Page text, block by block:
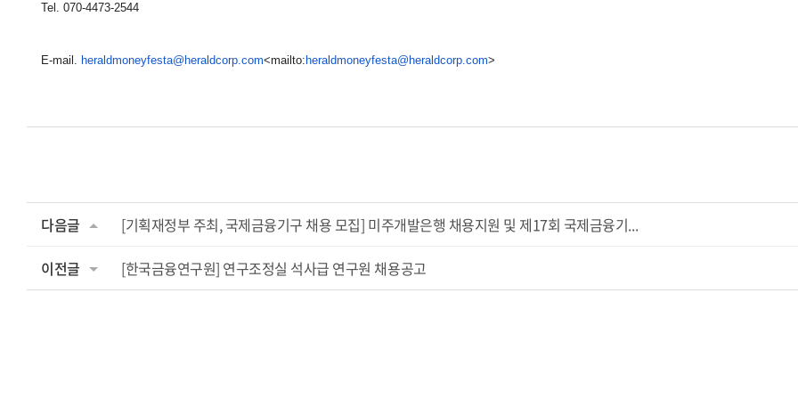
Tel. 070-4473-2544
E-mail. heraldmoneyfesta@heraldcorp.com<mailto: heraldmoneyfesta@heraldcorp.com>
다음글 [기획재정부 주최, 국제금융기구 채용 모집] 미주개발은행 채용지원 및 제17회 국제금융기...
이전글 [한국금융연구원] 연구조정실 석사급 연구원 채용공고